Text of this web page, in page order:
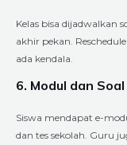
Kelas bisa dijadwalkan
akhir pekan.
ada kendala.
6. Modul dan
Siswa mendapat e-
dan tes sekolah. Guru